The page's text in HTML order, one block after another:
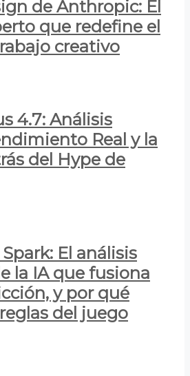
de Anthropic: El
que redefine el
creativo
4.7: Análisis
Real y la
del Hype de
El análisis
la IA que fusiona
y por qué
del juego